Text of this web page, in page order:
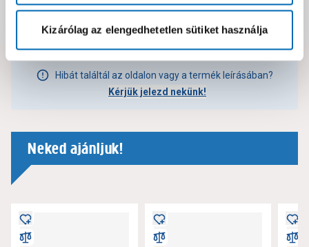
Kizárólag az elengedhetetlen sütiket használja
Dokumentumok, felelős személy
Hibát találtál az oldalon vagy a termék leírásában?
Kérjük jelezd nekünk!
Neked ajánljuk!